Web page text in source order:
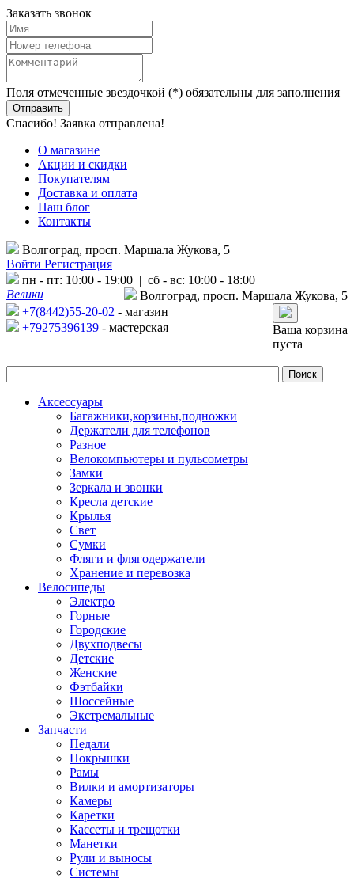
Заказать звонок
Поля отмеченные звездочкой (*) обязательны для заполнения
Спасибо! Заявка отправлена!
О магазине
Акции и скидки
Покупателям
Доставка и оплата
Наш блог
Контакты
Волгоград, просп. Маршала Жукова, 5
Войти Регистрация
пн - пт: 10:00 - 19:00 | сб - вс: 10:00 - 18:00
Велики
Волгоград, просп. Маршала Жукова, 5
+7(8442)55-20-02 - магазин
+79275396139 - мастерская
Ваша корзина
пуста
Аксессуары
Багажники,корзины,подножки
Держатели для телефонов
Разное
Велокомпьютеры и пульсометры
Замки
Зеркала и звонки
Кресла детские
Крылья
Свет
Сумки
Фляги и флягодержатели
Хранение и перевозка
Велосипеды
Электро
Горные
Городские
Двухподвесы
Детские
Женские
Фэтбайки
Шоссейные
Экстремальные
Запчасти
Педали
Покрышки
Рамы
Вилки и амортизаторы
Камеры
Каретки
Кассеты и трещотки
Манетки
Рули и выносы
Системы